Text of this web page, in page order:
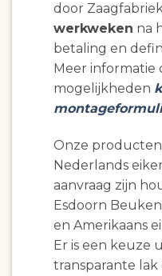
door
werkweken na
betaling en
Meer informatie
mogelijkheden
Onze
Nederlands
aanvraag zijn
Esdoorn
en Amerikaans
Er is een keuze
transparante